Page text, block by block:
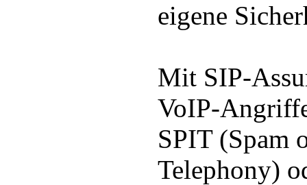
eigene
Mit SIP-
VoIP-
SPIT (Spam
Telephony)